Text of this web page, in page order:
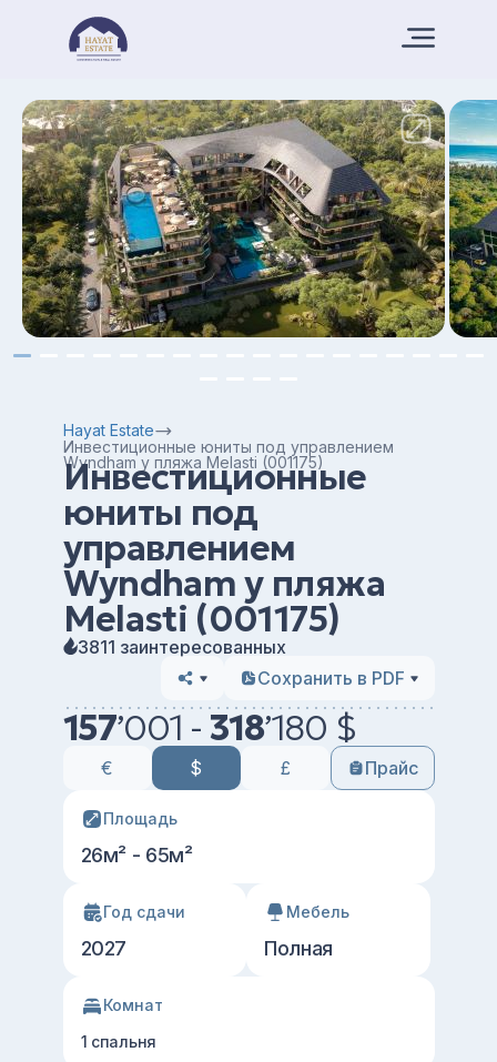
Hayat Estate
Инвестиционные юниты под управлением
Wyndham у пляжа Melasti (001175)
Инвестиционные
юниты под
управлением
Wyndham у пляжа
Melasti (001175)
3811 заинтересованных
Сохранить в PDF
157’001 - 318’180 $
€ $ £ Прайс
Площадь
26м² - 65м²
Год сдачи
2027
Мебель
Полная
Комнат
1 спальня